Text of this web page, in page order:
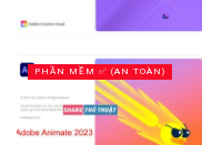
PHẦN MỀM ✅ (AN TOÀN)